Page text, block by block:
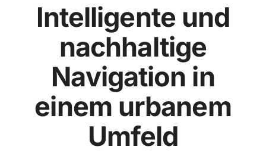
Intelligente und
nachhaltige
Navigation in
einem urbanem
Umfeld